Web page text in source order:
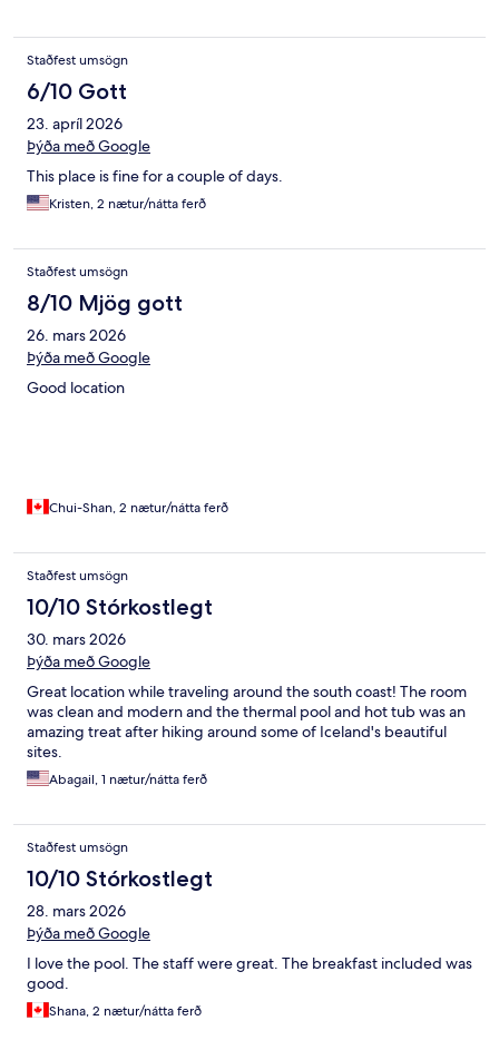
Staðfest umsögn
6/10 Gott
23. apríl 2026
Þýða með Google
This place is fine for a couple of days.
Kristen, 2 nætur/nátta ferð
Staðfest umsögn
8/10 Mjög gott
26. mars 2026
Þýða með Google
Good location
Chui-Shan, 2 nætur/nátta ferð
Staðfest umsögn
10/10 Stórkostlegt
30. mars 2026
Þýða með Google
Great location while traveling around the south coast! The room
was clean and modern and the thermal pool and hot tub was an
amazing treat after hiking around some of Iceland's beautiful
sites.
Abagail, 1 nætur/nátta ferð
Staðfest umsögn
10/10 Stórkostlegt
28. mars 2026
Þýða með Google
I love the pool. The staff were great. The breakfast included was
good.
Shana, 2 nætur/nátta ferð